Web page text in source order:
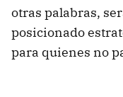
otras palabras,
posicionado
para quienes no